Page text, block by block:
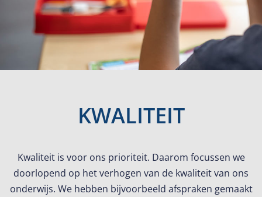
KWALITEIT
Kwaliteit is voor ons prioriteit. Daarom focussen we
doorlopend op het verhogen van de kwaliteit van ons
onderwijs. We hebben bijvoorbeeld afspraken gemaakt